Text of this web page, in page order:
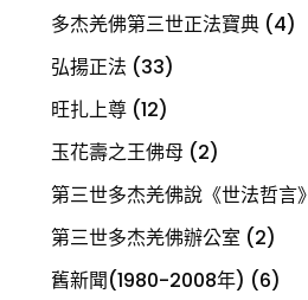
多杰羌佛第三世正法寶典 (4)
弘揚正法 (33)
旺扎上尊 (12)
玉花壽之王佛母 (2)
第三世多杰羌佛說《世法哲言》
第三世多杰羌佛辦公室 (2)
舊新聞(1980-2008年) (6)